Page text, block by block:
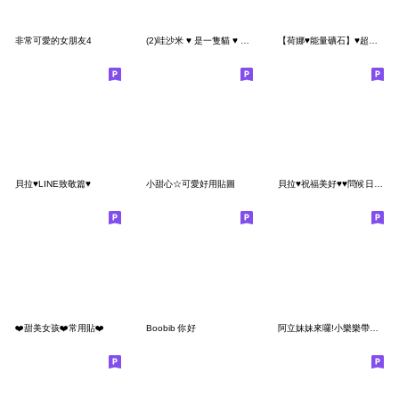
非常可愛的女朋友4
貝拉♥LINE致敬篇♥ 小甜心☆可愛好用貼圖 貝拉♥祝福美好♥♥問候日常用語
❤️甜美女孩❤️常用貼❤️ Boobib 你好 阿立妹妹來囉!小樂樂帶來超可愛實用的貼圖!